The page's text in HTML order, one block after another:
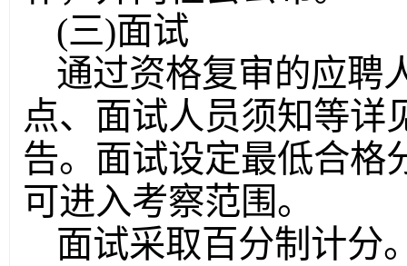
(三)面试
通过资格复审的应聘
点、面试人员须知等详
告。面试设定最低合格
可进入考察范围。
面试采取百分制计分